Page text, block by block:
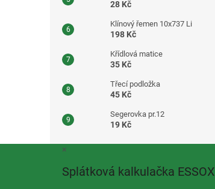
28 Kč
Klínový řemen 10x737 Li
198 Kč
Křídlová matice
35 Kč
Třecí podložka
45 Kč
Segerovka pr.12
19 Kč
×
Splátková kalkulačka ESSOX